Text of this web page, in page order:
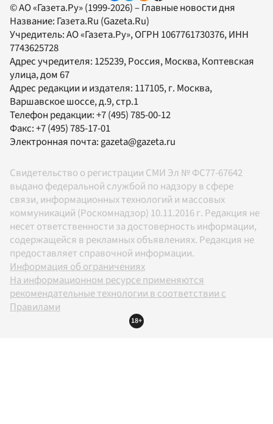
© АО «Газета.Ру» (1999-2026) – Главные новости дня
Название: Газета.Ru (Gazeta.Ru)
Учредитель:АО «Газета.Ру», ОГРН 1067761730376, ИНН
7743625728
Адрес учредителя: 125239, Россия, Москва, Коптевская
улица, дом 67
Адрес редакции и издателя: 117105, г. Москва,
Варшавское шоссе, д.9, стр.1
Телефон редакции:+7 (495) 785-00-12
Факс:+7 (495) 785-17-01
Электронная почта:gazeta@gazeta.ru
Свидетельство о регистрации СМИ Эл № ФС77-67642
выдано федеральной службой по надзору в сфере
связи, информационных технологий и массовых
коммуникаций (Роскомнадзор) 10.11.2016 г. Редакция не
несет ответственности за достоверность информации,
содержащейся в рекламных объявлениях. Редакция не
предоставляет справочной информации.
Информация об ограничениях
На информационном ресурсе применяются
рекомендательные технологии в соответствии с
Правилами
18+